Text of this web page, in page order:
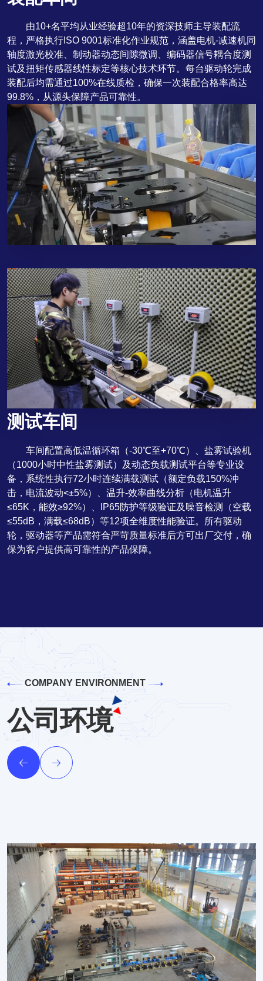
由10+名平均从业经验超10年的资深技师主导装配流
程，严格执行ISO 9001标准化作业规范，涵盖电机-减速机同
轴度激光校准、制动器动态间隙微调、编码器信号耦合度测
试及扭矩传感器线性标定等核心技术环节。每台驱动轮完成
装配后均需通过100%在线质检，确保一次装配合格率高达
99.8%，从源头保障产品可靠性。
测试车间
车间配置高低温循环箱（-30℃至+70℃）、盐雾试验机
（1000小时中性盐雾测试）及动态负载测试平台等专业设
备，系统性执行72小时连续满载测试（额定负载150%冲
击，电流波动<±5%）、温升-效率曲线分析（电机温升
≤65K，能效≥92%）、IP65防护等级验证及噪音检测（空载
≤55dB，满载≤68dB）等12项全维度性能验证。所有驱动
轮，驱动器等产品需符合严苛质量标准后方可出厂交付，确
保为客户提供高可靠性的产品保障。
COMPANY ENVIRONMENT
公司环境